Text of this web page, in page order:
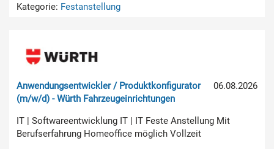
Kategorie: Festanstellung
06.08.2026
Anwendungsentwickler / Produktkonfigurator
(m/w/d) - Würth Fahrzeugeinrichtungen
IT | Softwareentwicklung IT | IT Feste Anstellung Mit
Berufserfahrung Homeoffice möglich Vollzeit